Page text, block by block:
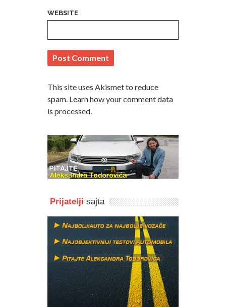
WEBSITE
This site uses Akismet to reduce
spam. Learn how your comment data
is processed.
Prijatelji sajta